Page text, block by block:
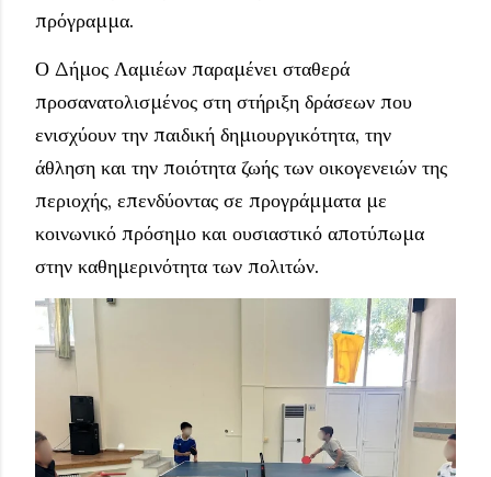
πρόγραμμα.
Ο Δήμος Λαμιέων παραμένει σταθερά
προσανατολισμένος στη στήριξη δράσεων που
ενισχύουν την παιδική δημιουργικότητα, την
άθληση και την ποιότητα ζωής των οικογενειών της
περιοχής, επενδύοντας σε προγράμματα με
κοινωνικό πρόσημο και ουσιαστικό αποτύπωμα
στην καθημερινότητα των πολιτών.